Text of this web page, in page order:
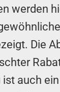
werden
Die
auch